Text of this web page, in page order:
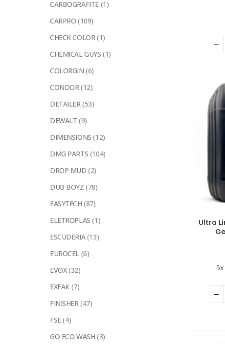
Ultra
CARBOGRAFITE (1)
CARPRO (109)
CHECK COLOR(1)
CHEMICAL GUYS (1)
COLORGIN (6)
CONDOR(12)
DETAILER(53)
DEWALT (9)
DIMENSIONS (12)
DMG PARTS (104)
DROP MUD (2)
DUB BOYZ (78)
EASYTECH (87)
ELETROPLAS (1)
ESCUDERIA(13)
EUROCEL (6)
EVOX(32)
EXFAK (7)
FINISHER(47)
FSE(4)
GO ECO WASH (3)